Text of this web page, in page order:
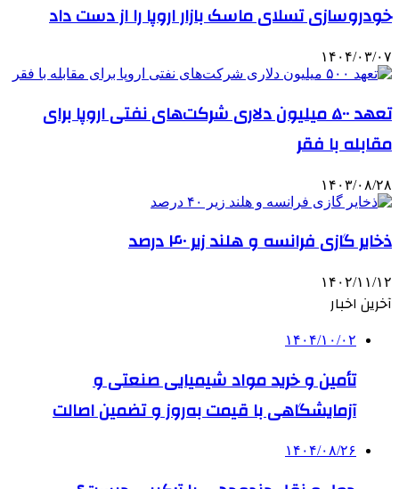
خودروسازی تسلای ماسک بازار اروپا را از دست داد
۱۴۰۴/۰۳/۰۷
تعهد ۵۰۰ میلیون دلاری شرکت‌های نفتی اروپا برای
مقابله با فقر
۱۴۰۳/۰۸/۲۸
ذخایر گازی فرانسه و هلند زیر ۴۰ درصد
۱۴۰۲/۱۱/۱۲
آخرین اخبار
۱۴۰۴/۱۰/۰۲
تأمین و خرید مواد شیمیایی صنعتی و
آزمایشگاهی با قیمت به‌روز و تضمین اصالت
۱۴۰۴/۰۸/۲۶